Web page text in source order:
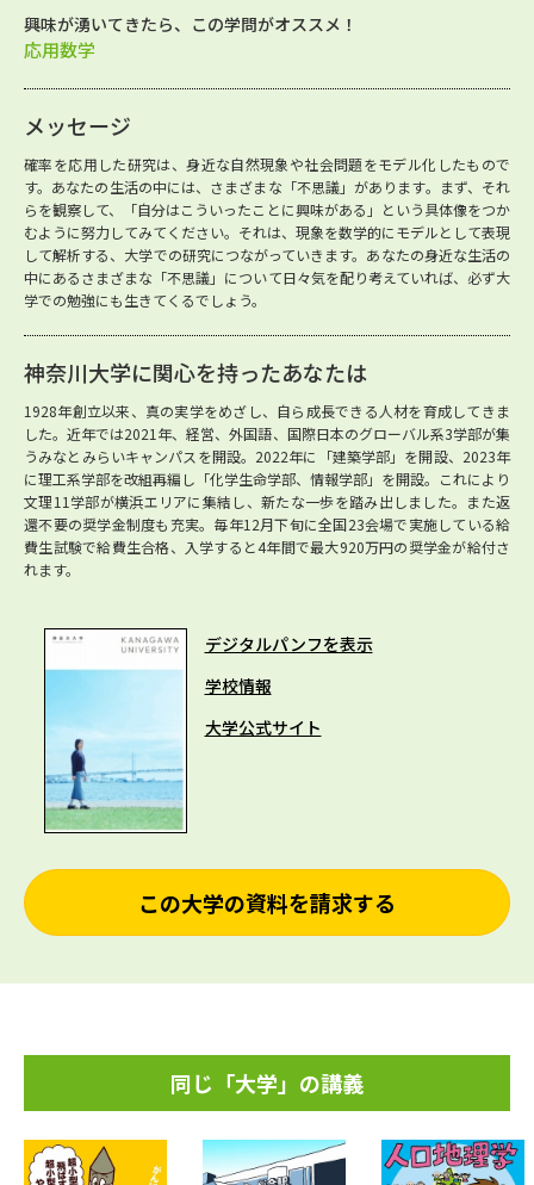
興味が湧いてきたら、この学問がオススメ！
応用数学
メッセージ
確率を応用した研究は、身近な自然現象や社会問題をモデル化したもので
す。あなたの生活の中には、さまざまな「不思議」があります。まず、それ
らを観察して、「自分はこういったことに興味がある」という具体像をつか
むように努力してみてください。それは、現象を数学的にモデルとして表現
して解析する、大学での研究につながっていきます。あなたの身近な生活の
中にあるさまざまな「不思議」について日々気を配り考えていれば、必ず大
学での勉強にも生きてくるでしょう。
神奈川大学に関心を持ったあなたは
1928年創立以来、真の実学をめざし、自ら成長できる人材を育成してきま
した。近年では2021年、経営、外国語、国際日本のグローバル系3学部が集
うみなとみらいキャンパスを開設。2022年に「建築学部」を開設、2023年
に理工系学部を改組再編し「化学生命学部、情報学部」を開設。これにより
文理11学部が横浜エリアに集結し、新たな一歩を踏み出しました。また返
還不要の奨学金制度も充実。毎年12月下旬に全国23会場で実施している給
費生試験で給費生合格、入学すると4年間で最大920万円の奨学金が給付さ
れます。
デジタルパンフを表示
学校情報
大学公式サイト
この大学の資料を請求する
同じ「大学」の講義